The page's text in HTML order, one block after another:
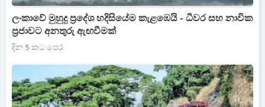
ලංකාවේ මුහුදු ප්‍රදේශ හදිසියේම කැළඹෙයි - ධීවර සහ නාවික
ප්‍රජාවට අනතුරු ඇඟවීමක්
දින 5 කට පෙර